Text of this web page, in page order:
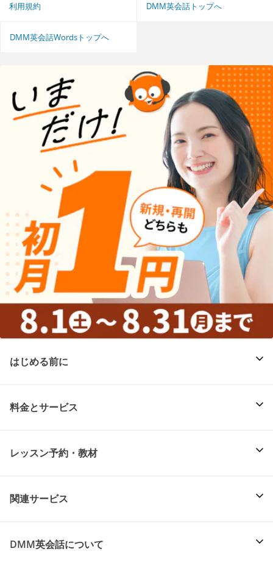
利用規約 DMM英会話トップへ
DMM英会話Wordsトップへ
はじめる前に
料金とサービス
レッスン予約・教材
関連サービス
DMM英会話について